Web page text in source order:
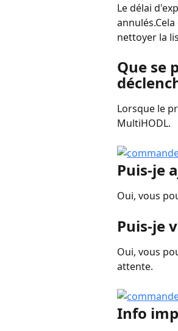
Le délai
nettoyer la
Que se
Lorsque le
MultiHODL.
Puis-je
Oui, vous
Puis-je
Oui, vous
attente.
Info